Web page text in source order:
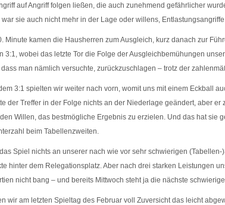
auf Angriff folgen ließen, die auch zunehmend gefährlicher
sie auch nicht mehr in der Lage oder willens, Entlastungsangriffe
Minute kamen die Hausherren zum Ausgleich, kurz danach zur
3:1, wobei das letzte Tor die Folge der Ausgleichbemühungen
man nämlich versuchte, zurückzuschlagen – trotz der
3:1 spielten wir weiter nach vorn, womit uns mit einem Eckball
der Treffer in der Folge nichts an der Niederlage geändert, aber er
Willen, das bestmögliche Ergebnis zu erzielen. Und das hat sie
beim Tabellenzweiten.
Spiel nichts an unserer nach wie vor sehr schwierigen
hinter dem Relegationsplatz. Aber nach drei starken Leistungen
nicht bang – und bereits Mittwoch steht ja die nächste
wir am letzten Spieltag des Februar voll Zuversicht das leicht